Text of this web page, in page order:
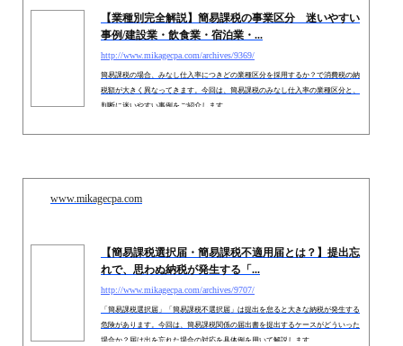
【業種別完全解説】簡易課税の事業区分 迷いやすい
事例/建設業・飲食業・宿泊業・...
http://www.mikagecpa.com/archives/9369/
簡易課税の場合、みなし仕入率につきどの業種区分を採用するか？で消費税の納
税額が大きく異なってきます。今回は、簡易課税のみなし仕入率の業種区分と、
判断に迷いやすい事例をご紹介します。
www.mikagecpa.com
【簡易課税選択届・簡易課税不適用届とは？】提出忘
れで、思わぬ納税が発生する「...
http://www.mikagecpa.com/archives/9707/
「簡易課税選択届」「簡易課税不選択届」は提出を怠ると大きな納税が発生する
危険があります。今回は、簡易課税関係の届出書を提出するケースがどういった
場合か？届け出を忘れた場合の対応を具体例を用いて解説します。